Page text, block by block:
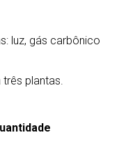
luz, gás carbônico
plantas.